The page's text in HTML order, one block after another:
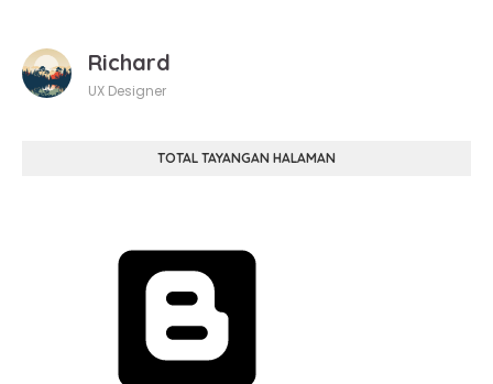
Richard
UX Designer
TOTAL TAYANGAN HALAMAN